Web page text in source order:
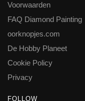
Voorwaarden
FAQ Diamond Painting
oorknopjes.com
De Hobby Planeet
Cookie Policy
Privacy
FOLLOW